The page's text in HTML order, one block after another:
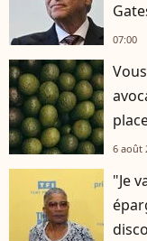
07:00
6 août
"Je